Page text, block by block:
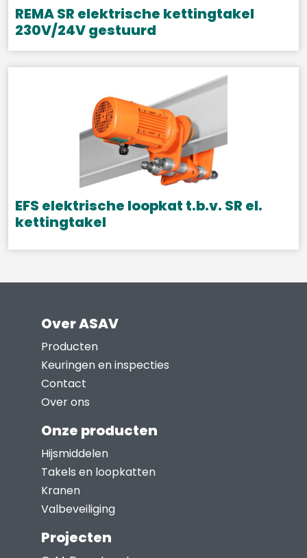
gekozen
worden
de
REMA SR elektrische kettingtakel
230V/24V gestuurd
Dit
product
gekozen
worden
EFS elektrische loopkat t.b.v. SR el.
kettingtakel
Over ASAV
Producten
Keuringen en inspecties
Contact
Over ons
Onze producten
Hijsmiddelen
Takels en loopkatten
Kranen
Valbeveiliging
Projecten